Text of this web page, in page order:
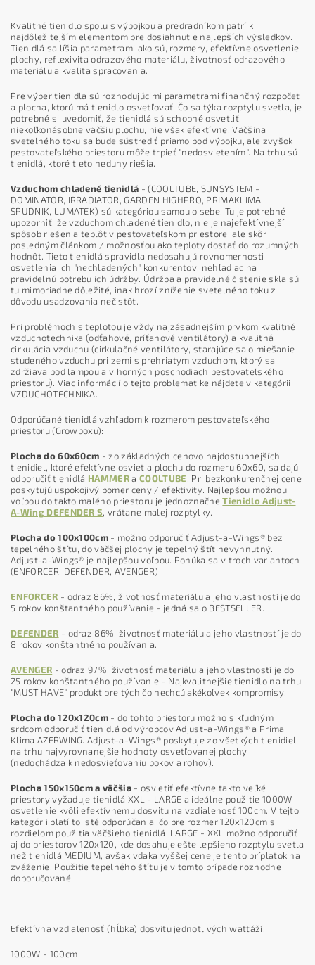
Kvalitné tienidlo spolu s výbojkou a predradníkom patrí k
najdôležitejším elementom pre dosiahnutie najlepších výsledkov.
Tienidlá sa líšia parametrami ako sú, rozmery, efektívne osvetlenie
plochy, reflexivita odrazového materiálu, životnosť odrazového
materiálu a kvalita spracovania.
Pre výber tienidla sú rozhodujúcimi parametrami finančný rozpočet
a plocha, ktorú má tienidlo osvetľovať. Čo sa týka rozptylu svetla, je
potrebné si uvedomiť, že tienidlá sú schopné osvetliť,
niekoľkonásobne väčšiu plochu, nie však efektívne. Väčšina
svetelného toku sa bude sústrediť priamo pod výbojku, ale zvyšok
pestovateľského priestoru môže trpieť "nedosvietením". Na trhu sú
tienidlá, ktoré tieto neduhy riešia.
Vzduchom chladené tienidlá - (COOLTUBE, SUNSYSTEM -
DOMINATOR, IRRADIATOR, GARDEN HIGHPRO, PRIMAKLIMA
SPUDNIK, LUMATEK) sú kategóriou samou o sebe. Tu je potrebné
upozorniť, že vzduchom chladené tienidlo, nie je najefektívnejší
spôsob riešenia teplôt v pestovateľskom priestore, ale skôr
posledným článkom / možnosťou ako teploty dostať do rozumných
hodnôt. Tieto tienidlá spravidla nedosahujú rovnomernosti
osvetlenia ich "nechladených" konkurentov, nehľadiac na
pravidelnú potrebu ich údržby. Údržba a pravidelné čistenie skla sú
tu mimoriadne dôležité, inak hrozí zníženie svetelného toku z
dôvodu usadzovania nečistôt.
Pri problémoch s teplotou je vždy najzásadnejším prvkom kvalitné
vzduchotechnika (odťahové, príťahové ventilátory) a kvalitná
cirkulácia vzduchu (cirkulačné ventilátory, starajúce sa o miešanie
studeného vzduchu pri zemi s prehriatym vzduchom, ktorý sa
zdržiava pod lampou a v horných poschodiach pestovateľského
priestoru). Viac informácií o tejto problematike nájdete v kategórii
VZDUCHOTECHNIKA.
Odporúčané tienidlá vzhľadom k rozmerom pestovateľského
priestoru (Growboxu):
Plocha do 60x60cm - zo základných cenovo najdostupnejších
tienidiel, ktoré efektívne osvietia plochu do rozmeru 60x60, sa dajú
odporučiť tienidlá HAMMERa COOLTUBE. Pri bezkonkurenčnej cene
poskytujú uspokojivý pomer ceny / efektivity. Najlepšou možnou
voľbou do takto malého priestoru je jednoznačneTienidlo Adjust-
A-Wing DEFENDER S, vrátane malej rozptylky.
Plocha do 100x100cm - možno odporučiť Adjust-a-Wings® bez
tepelného štítu, do väčšej plochy je tepelný štít nevyhnutný.
Adjust-a-Wings® je najlepšou voľbou. Ponúka sa v troch variantoch
(ENFORCER, DEFENDER, AVENGER)
ENFORCER - odraz 86%, životnosť materiálu a jeho vlastností je do
5 rokov konštantného používanie - jedná sa o BESTSELLER.
DEFENDER - odraz 86%, životnosť materiálu a jeho vlastností je do
8 rokov konštantného používania.
AVENGER - odraz 97%, životnosť materiálu a jeho vlastností je do
25 rokov konštantného používanie - Najkvalitnejšie tienidlo na trhu,
"MUST HAVE" produkt pre tých čo nechcú akékoľvek kompromisy.
Plocha do 120x120cm - do tohto priestoru možno s kľudným
srdcom odporučiť tienidlá od výrobcov Adjust-a-Wings® a Prima
Klima AZERWING. Adjust-a-Wings® poskytuje zo všetkých tienidiel
na trhu najvyrovnanejšie hodnoty osvetľovanej plochy
(nedochádza k nedosvieťovaniu bokov a rohov).
Plocha 150x150cm a väčšia - osvietiť efektívne takto veľké
priestory vyžaduje tienidlá XXL - LARGE a ideálne použitie 1000W
osvetlenie kvôli efektívnemu dosvitu na vzdialenosť 100cm. V tejto
kategórii platí to isté odporúčania, čo pre rozmer 120x120cm s
rozdielom použitia väčšieho tienidlá. LARGE - XXL možno odporučiť
aj do priestorov 120x120, kde dosahuje ešte lepšieho rozptylu svetla
než tienidlá MEDIUM, avšak vďaka vyššej cene je tento príplatok na
zváženie. Použitie tepelného štítu je v tomto prípade rozhodne
doporučované.
Efektívna vzdialenosť (hĺbka) dosvitu jednotlivých wattáží.
1000W - 100cm